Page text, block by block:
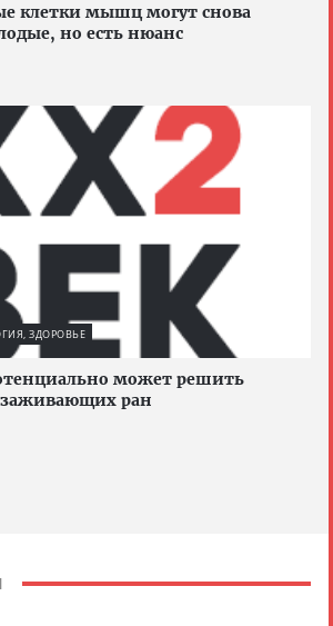
клетки мышц могут снова
но есть нюанс
ЗДОРОВЬЕ
может решить
заживающих ран